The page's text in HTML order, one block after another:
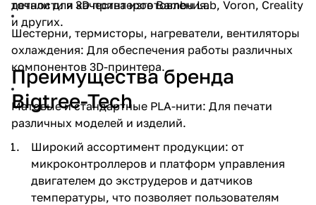
Шестерни, термисторы, нагреватели, вентиляторы
охлаждения: Для обеспечения работы различных
компонентов 3D-принтера.
Матовые и стандартные PLA-нити: Для печати
различных моделей и изделий.
точности и качества изготовления.
детали для 3D принтеров Bambu Lab, Voron, Creality
и других.
Преимущества бренда
Bigtree-Tech
Широкий ассортимент продукции: от
микроконтроллеров и платформ управления
двигателем до экструдеров и датчиков
температуры, что позволяет пользователям